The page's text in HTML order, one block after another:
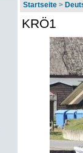
Startseite >
KRÖ1